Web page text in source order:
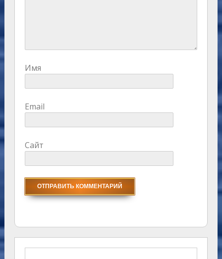
Имя
Email
Сайт